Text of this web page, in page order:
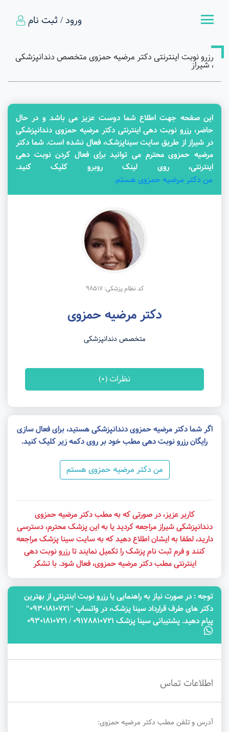
ورود / ثبت نام
رزرو نوبت اینترنتی دکتر مرضیه حمزوی متخصص دندانپزشکی
، شیراز
این صفحه جهت اطلاع شما دوست عزیز می باشد و در حال
حاضر، رزرو نوبت دهی اینترنتی دکتر مرضیه حمزوی دندانپزشکی
در شیراز از طریق سایت سیناپزشک، فعال نشده است. شما دکتر
مرضیه حمزوی محترم می توانید برای فعال کردن نوبت دهی
اینترنتی، روی لینک روبرو کلیک کنید.
من دکتر مرضیه حمزوی هستم.
کد نظام پزشکی: 98517
دکتر مرضیه حمزوی
متخصص دندانپزشکی
نظرات (0)
اگر شما دکتر مرضیه حمزوی دندانپزشکی هستید، برای فعال سازی
رایگان رزرو نوبت دهی مطب خود بر روی دکمه زیر کلیک کنید.
من دکتر مرضیه حمزوی هستم
کاربر عزیز، در صورتی که به مطب دکتر مرضیه حمزوی
دندانپزشکی شیراز مراجعه کردید یا به این پزشک محترم، دسترسی
دارید، لطفا به ایشان اطلاع دهید که به سایت سینا پزشک مراجعه
کنند و فرم ثبت نام پزشک را تکمیل نمایند تا رزرو نوبت دهی
اینترنتی مطب دکتر مرضیه حمزوی، فعال شود. با تشکر
توجه‌ : در صورت نیاز به راهنمایی یا رزرو نوبت اینترنتی از بهترین
دکتر های طرف قرارداد سینا پزشک، در واتساپ "09301810721"
پیام دهید. پشتیبانی سینا پزشک 09178810721 / 09301810721
اطلاعات تماس
آدرس و تلفن مطب دکتر مرضیه حمزوی: